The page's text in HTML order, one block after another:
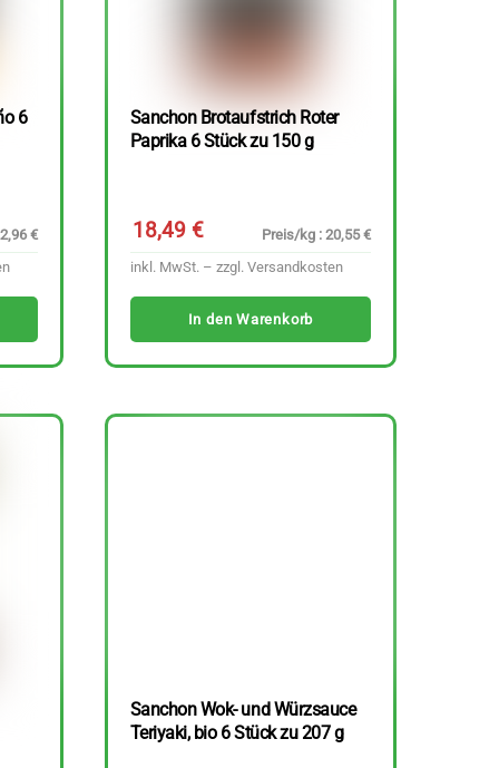
6
€
Sanchon Brotaufstrich Roter
Paprika 6 Stück zu 150 g
18,49€
Preis/kg : 20,55 €
inkl. MwSt. – zzgl. Versandkosten
In den Warenkorb
Sanchon Wok- und Würzsauce
Teriyaki, bio 6 Stück zu 207 g